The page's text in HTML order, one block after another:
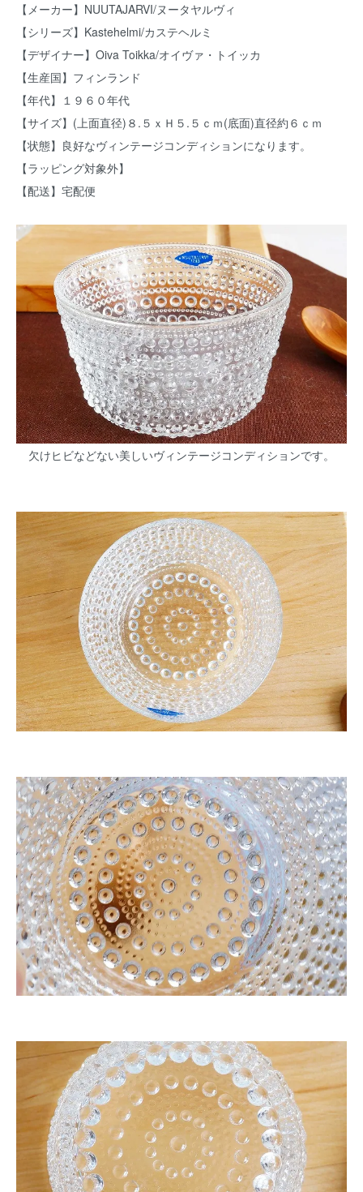
【メーカー】NUUTAJARVI/ヌータヤルヴィ
【シリーズ】Kastehelmi/カステヘルミ
【デザイナー】Oiva Toikka/オイヴァ・トイッカ
【生産国】フィンランド
【年代】１９６０年代
【サイズ】(上面直径)８.５ｘＨ５.５ｃｍ(底面)直径約６ｃｍ
【状態】良好なヴィンテージコンディションになります。
【ラッピング対象外】
【配送】宅配便
欠けヒビなどない美しいヴィンテージコンディションです。